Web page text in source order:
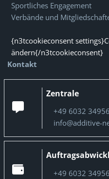
Sportliches Engagement
Verbände und
{n3tcookieconsent
ändern{/n3tcookieconsent}
Kontakt
Zentrale
+49 6032 34956
info@additive-
+49 6032 34956